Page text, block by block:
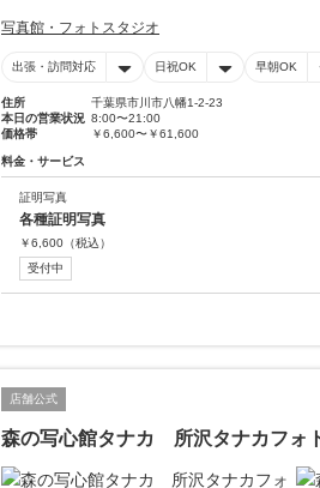
写真館・フォトスタジオ
出張・訪問対応 日祝OK 早朝OK
住所
千葉県市川市八幡1-2-23
本日の営業状況 8:00〜21:00
価格帯
￥6,600〜￥61,600
料金・サービス
証明写真
各種証明写真
￥6,600 （税込）
受付中
店舗公式
森の写心館タナカ 所沢タナカフォ